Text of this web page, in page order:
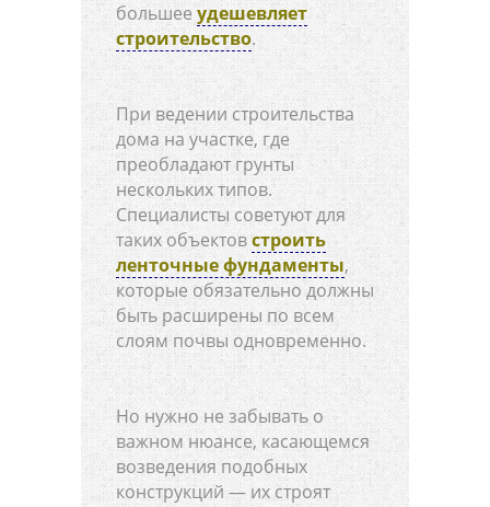
большее удешевляет
строительство.
При ведении строительства
дома на участке, где
преобладают грунты
нескольких типов.
Специалисты советуют для
таких объектовстроить
ленточные фундаменты,
которые обязательно должны
быть расширены по всем
слоям почвы одновременно.
Но нужно не забывать о
важном нюансе, касающемся
возведения подобных
конструкций — их строят